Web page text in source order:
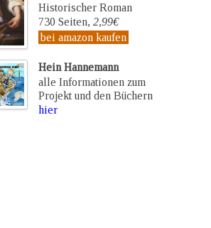
Historischer Roman
730 Seiten, 2,99€
bei amazon kaufen
Hein Hannemann
alle Informationen zum
Projekt und den Büchern
hier